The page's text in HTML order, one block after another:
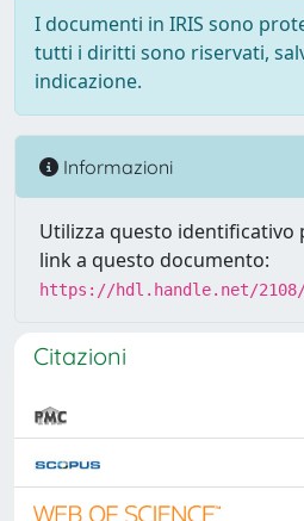
I documenti in IRIS sono
tutti i diritti sono riservati,
indicazione.
Informazioni
Utilizza questo identificativo
link a questo documento:
https://hdl.handle.net/2108/
Citazioni